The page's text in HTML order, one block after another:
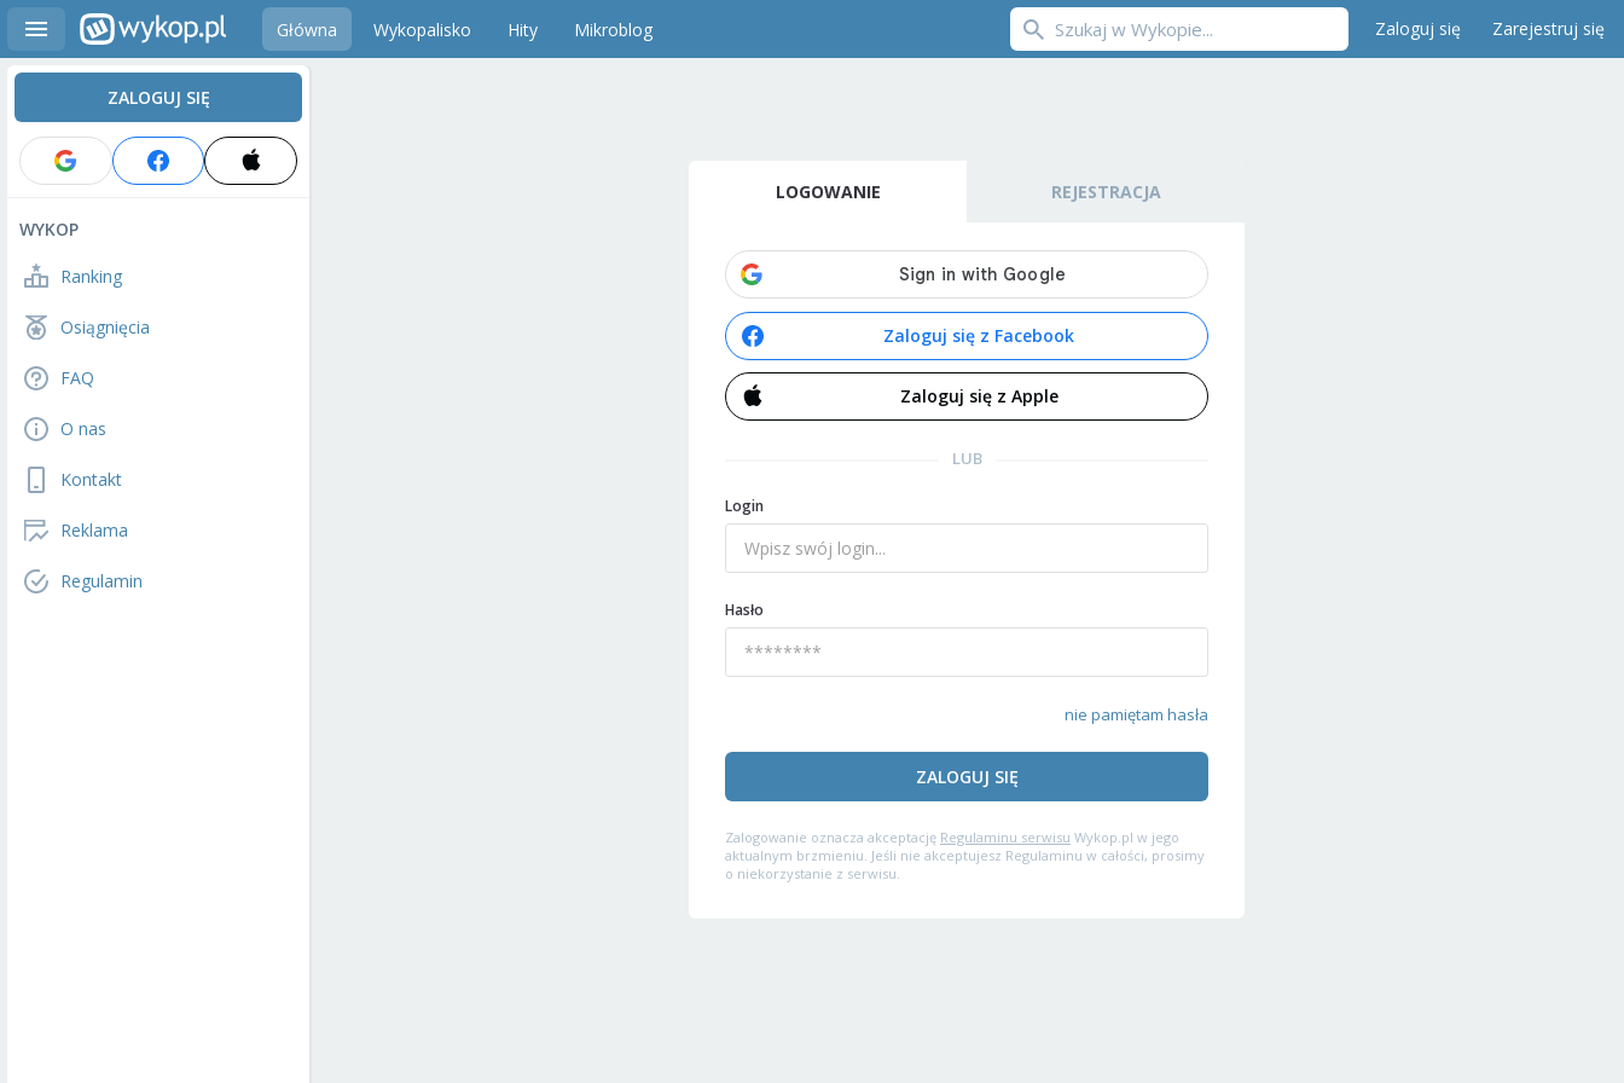
Główna Wykopalisko Hity Mikroblog Zaloguj się Zarejestruj się
ZALOGUJ SIĘ
WYKOP
Ranking
Osiągnięcia
FAQ
O nas
Kontakt
Reklama
Regulamin
LOGOWANIE REJESTRACJA
Zaloguj się z Facebook
Zaloguj się z Apple
LUB
Login
Hasło
nie pamiętam hasła
ZALOGUJ SIĘ
Zalogowanie oznacza akceptację Regulaminu serwisu Wykop.pl w jego
aktualnym brzmieniu. Jeśli nie akceptujesz Regulaminu w całości, prosimy
o niekorzystanie z serwisu.